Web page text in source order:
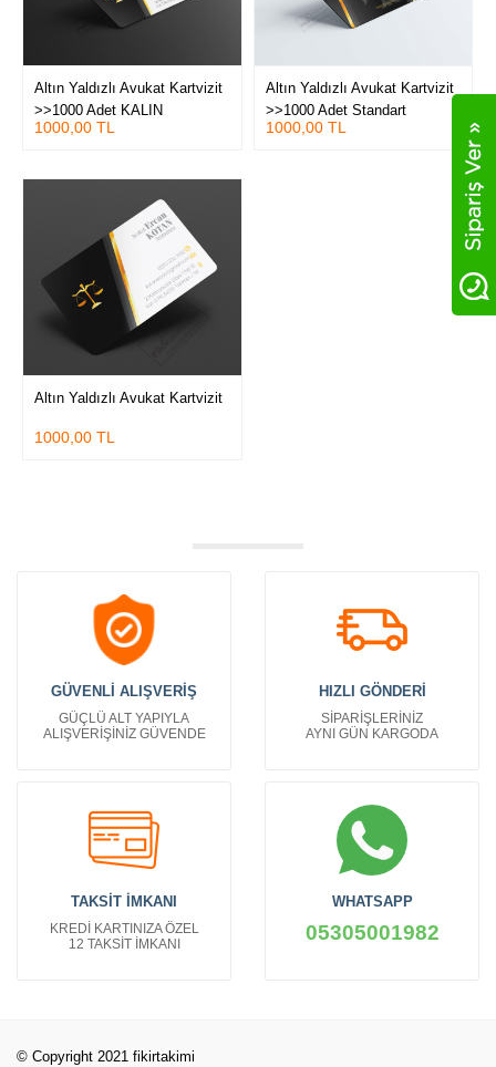
Altın Yaldızlı Avukat Kartvizit
>>1000 Adet KALIN
KARTVİZİT (Tavsiye) Çift yüz
Kartvizit
1000,00 TL
Altın Yaldızlı Avukat Kartvizit
>>1000 Adet Standart
Kartvizit
1000,00 TL
Altın Yaldızlı Avukat Kartvizit
1000,00 TL
GÜVENLİ ALIŞVERİŞ
GÜÇLÜ ALT YAPIYLA
ALIŞVERİŞİNİZ GÜVENDE
HIZLI GÖNDERİ
SİPARİŞLERİNİZ
AYNI GÜN KARGODA
TAKSİT İMKANI
KREDİ KARTINIZA ÖZEL
12 TAKSİT İMKANI
WHATSAPP
05305001982
© Copyright 2021 fikirtakimi